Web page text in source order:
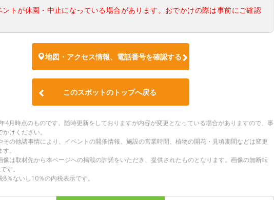
トが休園・中止になっている場合があります。おでかけの際は事前にご確認
地図・アクセス情報、電話番号を確認する
このスポットのトップへ戻る
4月時点のものです。随時更新をしておりますが内容が変更となっている場合がありますので、事
けください。
の他諸事情により、イベントの開催情報、施設の営業時間、植物の開花・見頃期間などは変更
。
は取材先から本ページへの掲載の許諾をいただき、提供されたものとなります。画像の無断転
す。
％ないし10％の内税表示です。